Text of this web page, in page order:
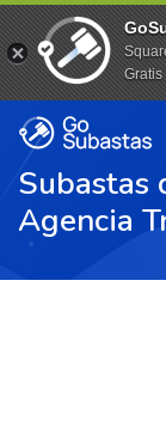
Subastas
Agencia
Gratis